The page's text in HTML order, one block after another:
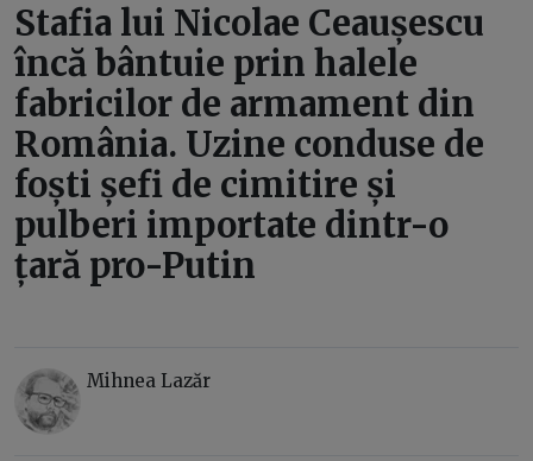
Stafia lui Nicolae Ceaușescu
încă bântuie prin halele
fabricilor de armament din
România. Uzine conduse de
foști șefi de cimitire și
pulberi importate dintr-o
țară pro-Putin
Mihnea Lazăr